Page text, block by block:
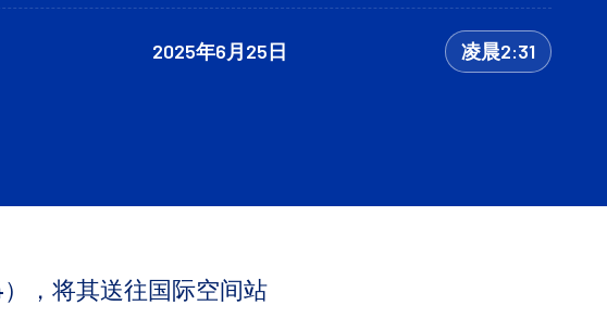
2025年6月25日 凌晨2:31
，将其送往国际空间站